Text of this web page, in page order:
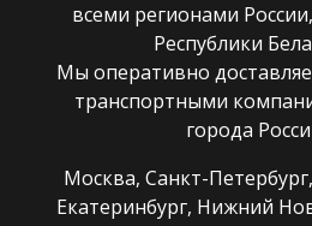
всеми регионами
Республики
Мы оперативно
транспортными
города
Москва, Санкт-
Екатеринбург, Нижний